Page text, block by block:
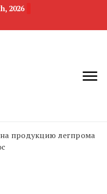
2026
область
продукцию легпрома